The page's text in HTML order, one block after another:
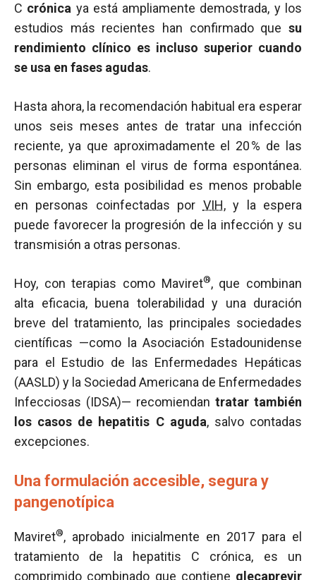
C crónica ya está ampliamente demostrada, y los
estudios más recientes han confirmado que su
rendimiento clínico es incluso superior cuando
se usa en fases agudas.
Hasta ahora, la recomendación habitual era esperar
unos seis meses antes de tratar una infección
reciente, ya que aproximadamente el 20 % de las
personas eliminan el virus de forma espontánea.
Sin embargo, esta posibilidad es menos probable
en personas coinfectadas por VIH, y la espera
puede favorecer la progresión de la infección y su
transmisión a otras personas.
Hoy, con terapias como Maviret®, que combinan
alta eficacia, buena tolerabilidad y una duración
breve del tratamiento, las principales sociedades
científicas —como la Asociación Estadounidense
para el Estudio de las Enfermedades Hepáticas
(AASLD) y la Sociedad Americana de Enfermedades
Infecciosas (IDSA)— recomiendan tratar también
los casos de hepatitis C aguda, salvo contadas
excepciones.
Una formulación accesible, segura y
pangenotípica
Maviret®, aprobado inicialmente en 2017 para el
tratamiento de la hepatitis C crónica, es un
comprimido combinado que contiene glecaprevir